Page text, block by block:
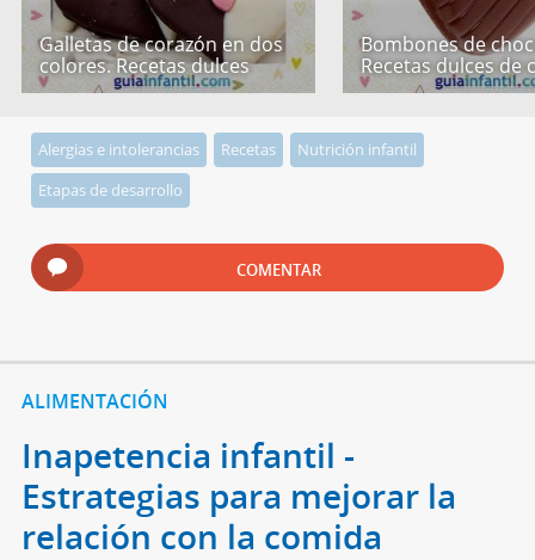
Galletas de corazón en dos
colores. Recetas dulces
Bombones de
Recetas dulces de
Alergias e intolerancias Recetas
Nutrición infantil
Etapas de desarrollo
COMENTAR
ALIMENTACIÓN
Inapetencia infantil -
Estrategias para mejorar la
relación con la comida